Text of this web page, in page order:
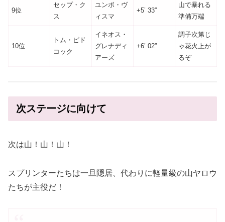
9位
セップ・ク
ス
ユンボ・ヴ
ィスマ
+5’ 33”
山で暴れる
準備万端
10位
トム・ピド
コック
イネオス・
グレナディ
アーズ
+6’ 02”
調子次第じ
ゃ花火上が
るぞ
次ステージに向けて
次は山！山！山！
スプリンターたちは一旦隠居、代わりに軽量級の山ヤロウ
たちが主役だ！